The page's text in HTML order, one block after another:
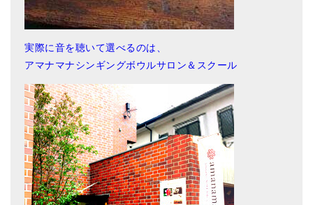
実際に音を聴いて選べるのは、
アマナマナシンギングボウルサロン＆スクール